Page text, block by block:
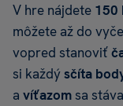
V hre nájdete 150
môžete až do
vopred stanoviť
si každýsčíta
a víťazom sa